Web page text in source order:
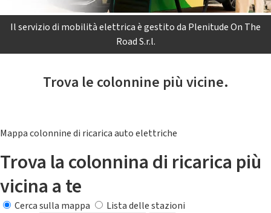
Il servizio di mobilità elettrica è gestito da Plenitude On The
Road S.r.l.
Trova le colonnine più vicine.
Mappa colonnine di ricarica auto elettriche
Trova la colonnina di ricarica più
vicina a te
Cerca sulla mappa
Lista delle stazioni